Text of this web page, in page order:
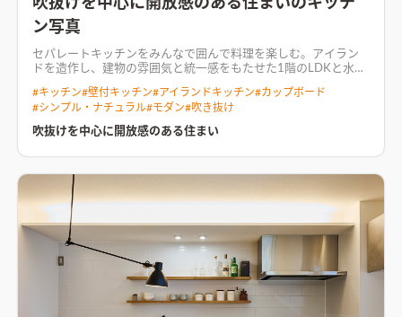
吹抜けを中心に開放感のある住まいのキッチ
ン写真
セパレートキッチンをみんなで囲んで料理を楽しむ。アイラン
ドを造作し、建物の雰囲気と統一感をもたせた1階のLDKと水回
でなく住まいの動線計画を有効的につないでいる。 調理の楽し
くなる作業台のあるキッチンスペース。 プライバシーの担保さ
れたテラスが隣接するダイニングと吹抜け。 ダイニングキッチ
イブラリースペースも兼ねている。 吹抜けを介して回遊する2階
塗壁、オークの床で柔らかな印象なリビング空間リビングは無
機質な鉄骨階段と塗壁に、プライウッドのオークの床で明るく
柔らかい印象にした
#キッチン#壁付キッチン# アイランドキッチン#カップボード
#シンプル・ナチュラル#モダン#吹き抜け
吹抜けを中心に開放感のある住まい